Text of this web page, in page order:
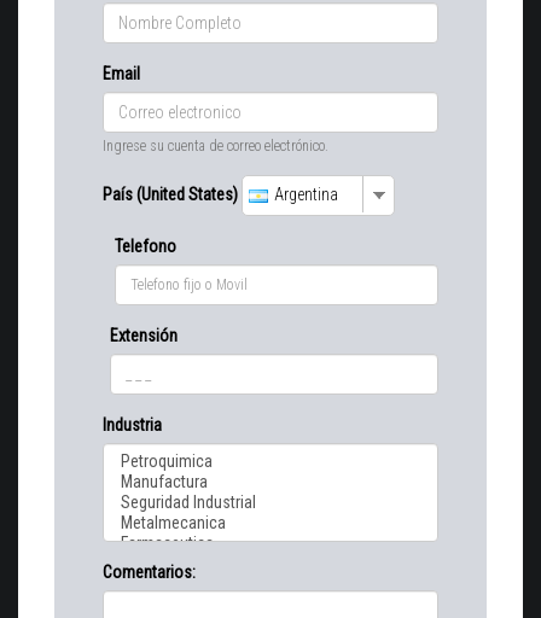
Email
Ingrese su cuenta de correo electrónico.
País (United States) Argentina
Telefono
Extensión
Industria
Comentarios: